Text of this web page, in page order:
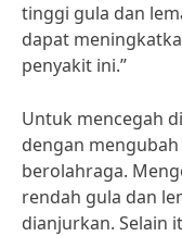
tinggi gula dan
dapat
penyakit ini.”
Untuk mencegah
dengan
berolahraga.
rendah gula dan
dianjurkan. Selain